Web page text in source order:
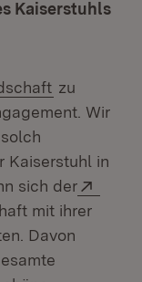
Kaiserstuhls
(Öffnet in
zu
Wir
Kaiserstuhl in
sich der
mit ihrer
Davon